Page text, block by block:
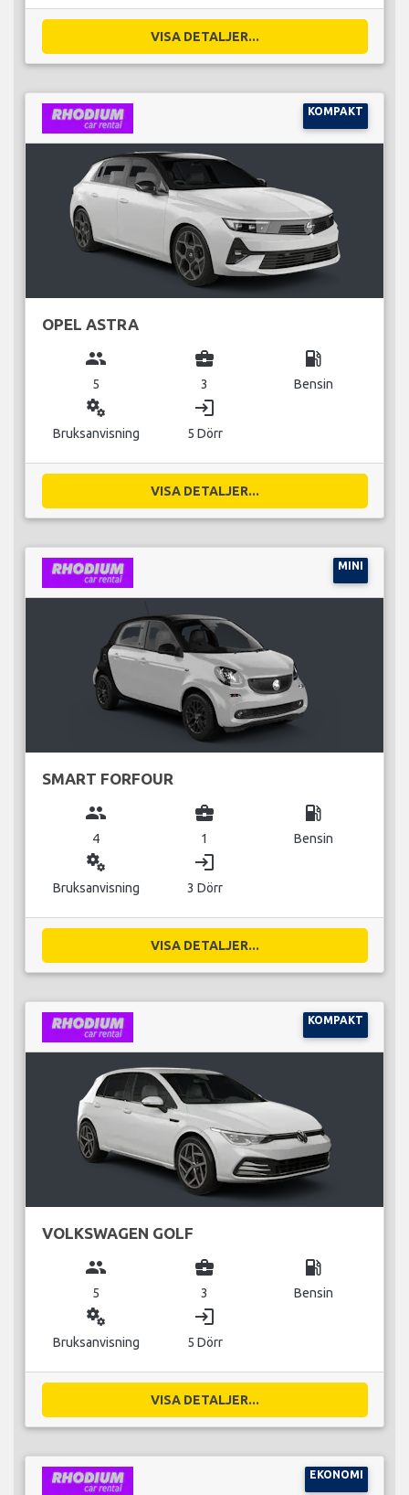
VISA DETALJER...
KOMPAKT
OPEL ASTRA
group
5
business_center
3
local_gas_station
Bensin
miscellaneous_services
Bruksanvisning
login
5 Dörr
VISA DETALJER...
MINI
SMART FORFOUR
group
4
business_center
1
local_gas_station
Bensin
miscellaneous_services
Bruksanvisning
login
3 Dörr
VISA DETALJER...
KOMPAKT
VOLKSWAGEN GOLF
group
5
business_center
3
local_gas_station
Bensin
miscellaneous_services
Bruksanvisning
login
5 Dörr
VISA DETALJER...
EKONOMI